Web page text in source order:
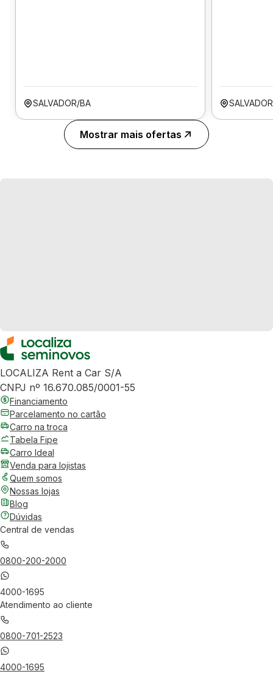
SALVADOR/BA
Mostrar mais ofertas
LOCALIZA Rent a Car S/A
CNPJ nº 16.670.085/0001-55
Financiamento
Parcelamento no cartão
Carro na troca
Tabela Fipe
Carro Ideal
Venda para lojistas
Quem somos
Nossas lojas
Blog
Dúvidas
Central de vendas
0800-200-2000
4000-1695
Atendimento ao cliente
0800-701-2523
4000-1695